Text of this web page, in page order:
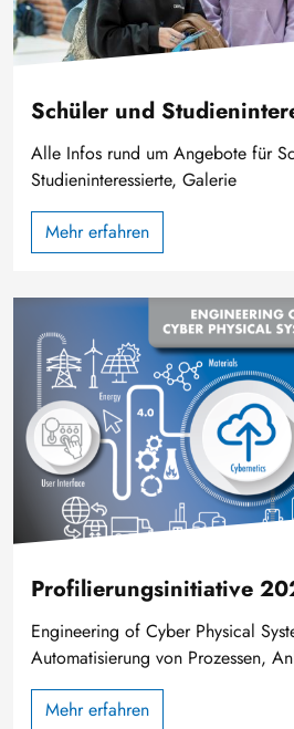
Schüler und
Alle Infos rund um Angebote für
Studieninteressierte, Galerie
Mehr erfahren
Profilierungsinitiative
Engineering of Cyber Physical
Automatisierung von Prozessen,
Mehr erfahren